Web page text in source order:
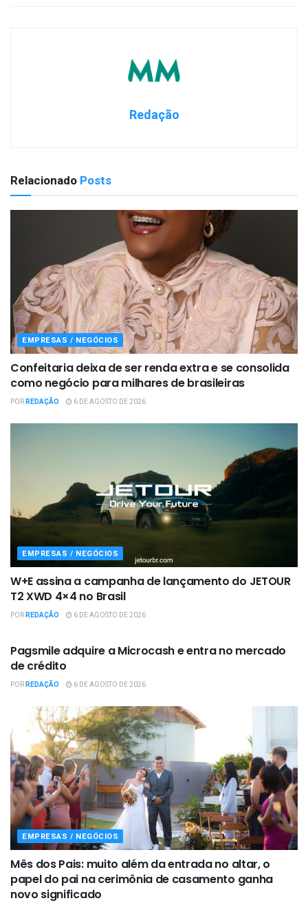
Redação
Relacionado Posts
EMPRESAS / NEGÓCIOS
Confeitaria deixa de ser renda extra e se consolida
como negócio para milhares de brasileiras
PORREDAÇÃO 6 DE AGOSTO DE 2026
EMPRESAS / NEGÓCIOS
W+E assina a campanha de lançamento do JETOUR
T2 XWD 4×4 no Brasil
PORREDAÇÃO 6 DE AGOSTO DE 2026
Pagsmile adquire a Microcash e entra no mercado
de crédito
PORREDAÇÃO 6 DE AGOSTO DE 2026
EMPRESAS / NEGÓCIOS
Mês dos Pais: muito além da entrada no altar, o
papel do pai na cerimônia de casamento ganha
novo significado